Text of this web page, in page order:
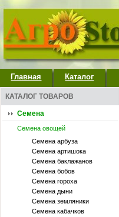
Главная Каталог
КАТАЛОГ ТОВАРОВ
Семена
Семена овощей
Семена арбуза
Семена артишока
Семена баклажанов
Семена бобов
Семена гороха
Семена дыни
Семена земляники
Семена кабачков